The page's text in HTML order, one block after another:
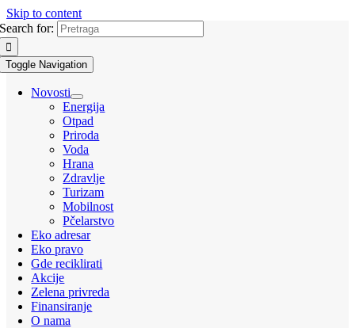
Skip to content
Search for:
Toggle Navigation
Novosti
Energija
Otpad
Priroda
Voda
Hrana
Zdravlje
Turizam
Mobilnost
Pčelarstvo
Eko adresar
Eko pravo
Gde reciklirati
Akcije
Zelena privreda
Finansiranje
O nama